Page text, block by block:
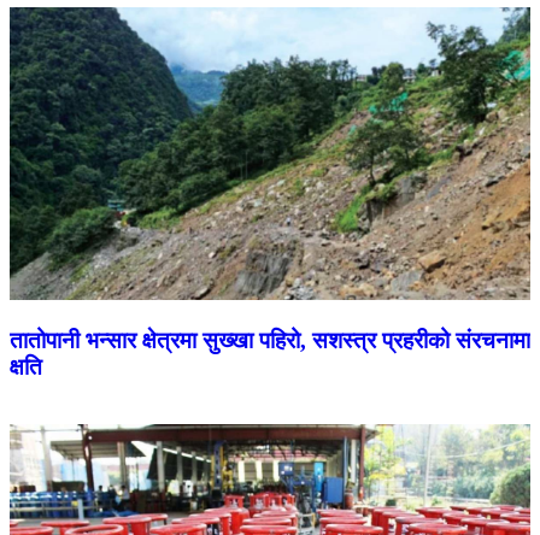
तातोपानी भन्सार क्षेत्रमा सुख्खा पहिरो, सशस्त्र प्रहरीको संरचनामा
क्षति